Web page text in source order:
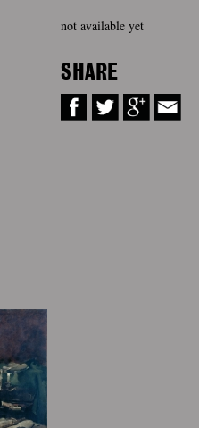
not available yet
SHARE